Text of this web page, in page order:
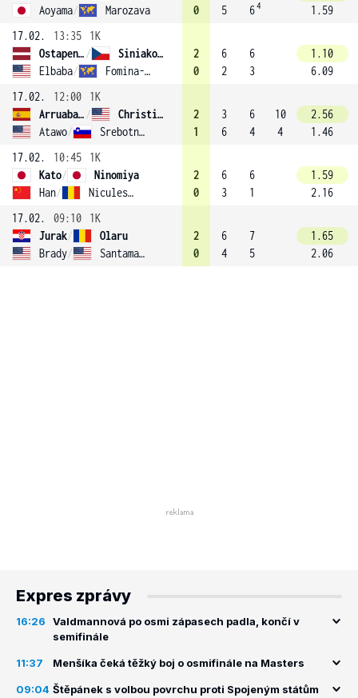
Aoyama/ Marozava
0
5
64
1.59
17.02.
13:35
1K
Ostapenko /
Siniaková (6)
Elbaba/ Fomina-Klotz
2
0
6
2
6
3
1.10
6.09
17.02.
12:00
1K
Arruabarrena-Vecino /
Christian
Atawo/ Srebotnik
2
1
3
6
6
4
10
4
2.56
1.46
17.02.
10:45
1K
Kato/
Ninomiya
Han/ Niculescu
2
0
6
3
6
1
1.59
2.16
17.02.
09:10
1K
Jurak/
Olaru
Brady/ Santamaria
2
0
6
4
7
5
1.65
2.06
Expres zprávy
16:26
Valdmannová po osmi zápasech padla, končí v
semifinále
11:37 Menšíka čeká těžký boj o osmifinále na Masters
09:04 Štěpánek s volbou povrchu proti Spojeným státům